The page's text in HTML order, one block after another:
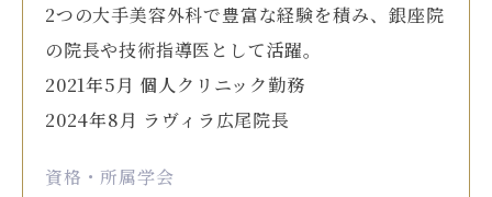
2つの大手美容外科で豊富な経験を積み、銀座院
の院長や技術指導医として活躍。
2021年5月 個人クリニック勤務
2024年8月 ラヴィラ広尾院長
資格・所属学会